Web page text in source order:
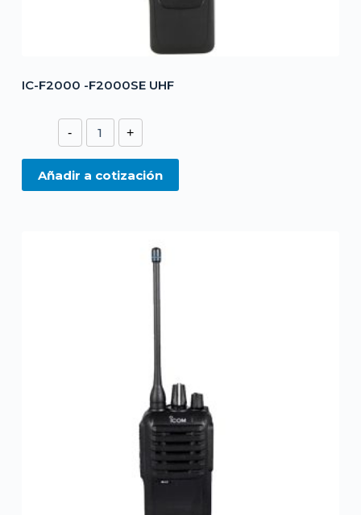
IC-F2000 -F2000SE UHF
-
IC-
F2000
+
Añadir a cotización